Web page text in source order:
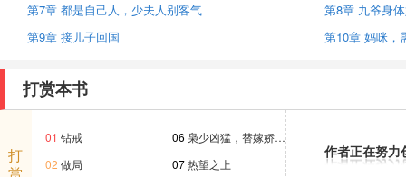
第7章 都是自己人，少夫人别客气
第8章 九爷身
第9章 接儿子回国
第10章 妈咪，
打赏本书
打
01 钻戒
02 做局
06 枭少凶猛，替嫁娇…
07热望之上
作者正在努力